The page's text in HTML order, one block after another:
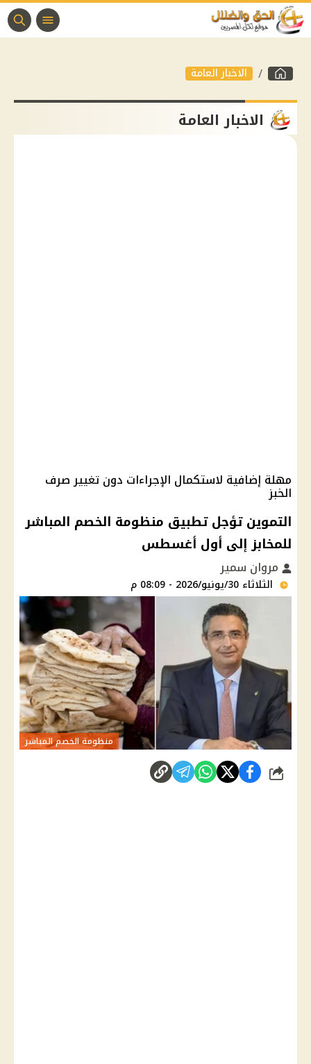
الاخبار العامة
الاخبار العامة
مهلة إضافية لاستكمال الإجراءات دون تغيير صرف
الخبز
التموين تؤجل تطبيق منظومة الخصم المباشر
للمخابز إلى أول أغسطس
مروان سمير
الثلاثاء 30/يونيو/2026 - 08:09 م
منظومة الخصم المباشر
شارك